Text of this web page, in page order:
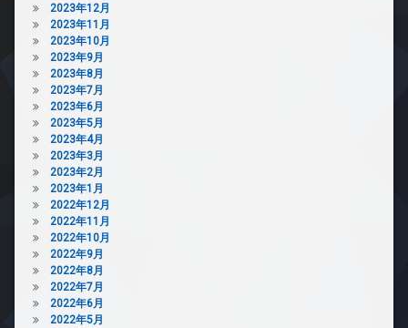
2023年12月
2023年11月
2023年10月
2023年9月
2023年8月
2023年7月
2023年6月
2023年5月
2023年4月
2023年3月
2023年2月
2023年1月
2022年12月
2022年11月
2022年10月
2022年9月
2022年8月
2022年7月
2022年6月
2022年5月